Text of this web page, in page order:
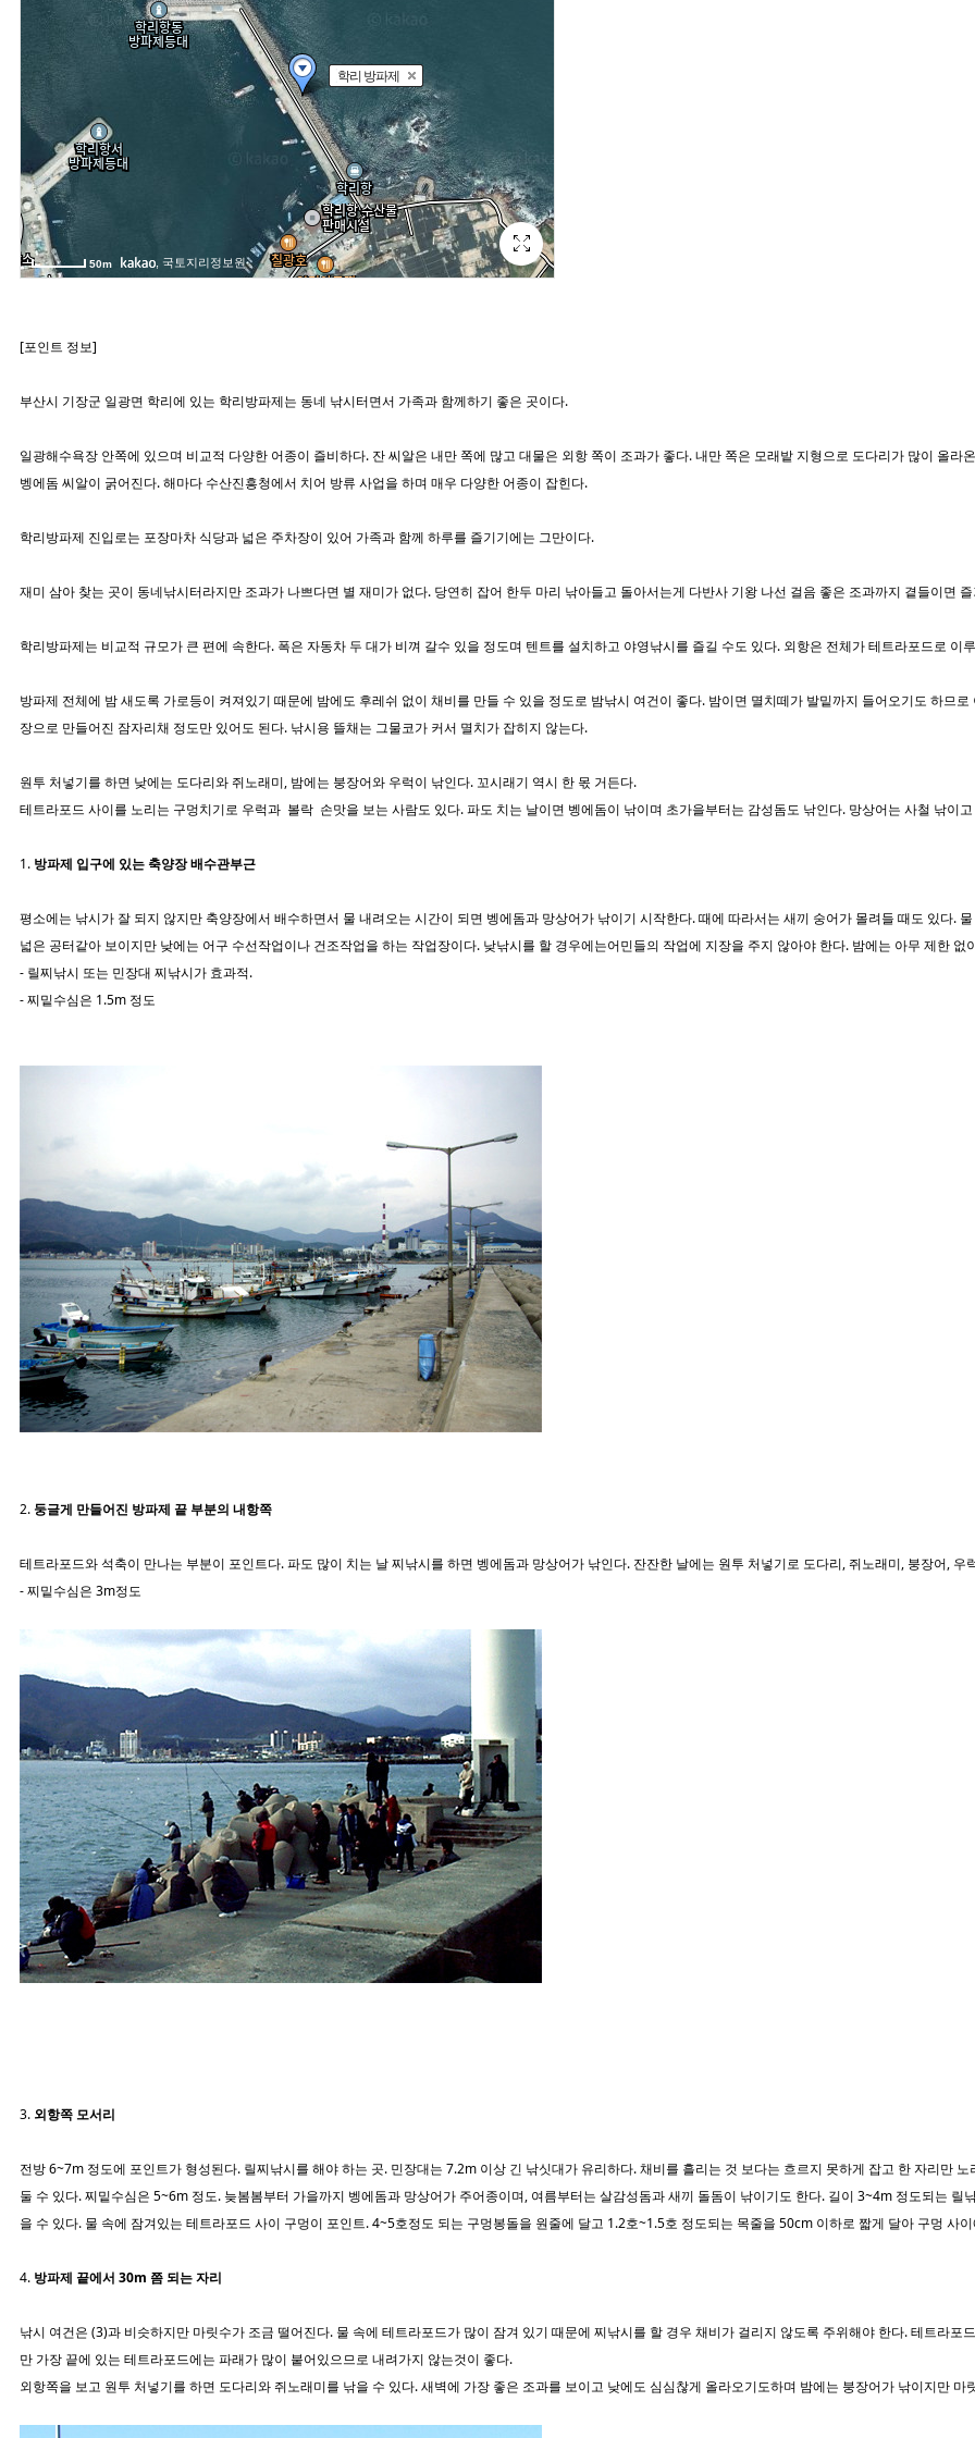
학리 방파제
50m , 국토지리정보원
[포인트 정보]
부산시 기장군 일광면 학리에 있는 학리방파제는 동네 낚시터면서 가족과 함께하기 좋은 곳이다.
일광해수욕장 안쪽에 있으며 비교적 다양한 어종이 즐비하다. 잔 씨알은 내만 쪽에 많고 대물은 외항 쪽이 조과가 좋다. 내만 쪽은 모래밭 지형으로 도다리가 많이 올
벵에돔 씨알이 굵어진다. 해마다 수산진흥청에서 치어 방류 사업을 하며 매우 다양한 어종이 잡힌다.
학리방파제 진입로는 포장마차 식당과 넓은 주차장이 있어 가족과 함께 하루를 즐기기에는 그만이다.
재미 삼아 찾는 곳이 동네낚시터라지만 조과가 나쁘다면 별 재미가 없다. 당연히 잡어 한두 마리 낚아들고 돌아서는게 다반사 기왕 나선 걸음 좋은 조과까지 곁들이면
학리방파제는 비교적 규모가 큰 편에 속한다. 폭은 자동차 두 대가 비껴 갈수 있을 정도며 텐트를 설치하고 야영낚시를 즐길 수도 있다. 외항은 전체가 테트라포드로 이
방파제 전체에 밤 새도록 가로등이 켜져있기 때문에 밤에도 후레쉬 없이 채비를 만들 수 있을 정도로 밤낚시 여건이 좋다. 밤이면 멸치떼가 발밑까지 들어오기도 하므
장으로 만들어진 잠자리채 정도만 있어도 된다. 낚시용 뜰채는 그물코가 커서 멸치가 잡히지 않는다.
원투 처넣기를 하면 낮에는 도다리와 쥐노래미, 밤에는 붕장어와 우럭이 낚인다. 꼬시래기 역시 한 몫 거든다.
테트라포드 사이를 노리는 구멍치기로 우럭과 볼락 손맛을 보는 사람도 있다. 파도 치는 날이면 벵에돔이 낚이며 초가을부터는 감성돔도 낚인다. 망상어는 사철 낚이
1. 방파제 입구에 있는 축양장 배수관부근
평소에는 낚시가 잘 되지 않지만 축양장에서 배수하면서 물 내려오는 시간이 되면 벵에돔과 망상어가 낚이기 시작한다. 때에 따라서는 새끼 숭어가 몰려들 때도 있다.
넓은 공터같아 보이지만 낮에는 어구 수선작업이나 건조작업을 하는 작업장이다. 낮낚시를 할 경우에는어민들의 작업에 지장을 주지 않아야 한다. 밤에는 아무 제한 없
- 릴찌낚시 또는 민장대 찌낚시가 효과적.
- 찌밑수심은 1.5m 정도
2. 둥글게 만들어진 방파제 끝 부분의 내항쪽
테트라포드와 석축이 만나는 부분이 포인트다. 파도 많이 치는 날 찌낚시를 하면 벵에돔과 망상어가 낚인다. 잔잔한 날에는 원투 처넣기로 도다리, 쥐노래미, 붕장어, 우
- 찌밑수심은 3m정도
3. 외항쪽 모서리
전방 6~7m 정도에 포인트가 형성된다. 릴찌낚시를 해야 하는 곳. 민장대는 7.2m 이상 긴 낚싯대가 유리하다. 채비를 흘리는 것 보다는 흐르지 못하게 잡고 한 자리만
둘 수 있다. 찌밑수심은 5~6m 정도. 늦봄봄부터 가을까지 벵에돔과 망상어가 주어종이며, 여름부터는 살감성돔과 새끼 돌돔이 낚이기도 한다. 길이 3~4m 정도되는 릴
을 수 있다. 물 속에 잠겨있는 테트라포드 사이 구멍이 포인트. 4~5호정도 되는 구멍봉돌을 원줄에 달고 1.2호~1.5호 정도되는 목줄을 50cm 이하로 짧게 달아 구멍 사
4. 방파제 끝에서 30m 쯤 되는 자리
낚시 여건은 (3)과 비슷하지만 마릿수가 조금 떨어진다. 물 속에 테트라포드가 많이 잠겨 있기 때문에 찌낚시를 할 경우 채비가 걸리지 않도록 주위해야 한다. 테트라
만 가장 끝에 있는 테트라포드에는 파래가 많이 붙어있으므로 내려가지 않는것이 좋다.
외항쪽을 보고 원투 처넣기를 하면 도다리와 쥐노래미를 낚을 수 있다. 새벽에 가장 좋은 조과를 보이고 낮에도 심심찮게 올라오기도하며 밤에는 붕장어가 낚이지만 마